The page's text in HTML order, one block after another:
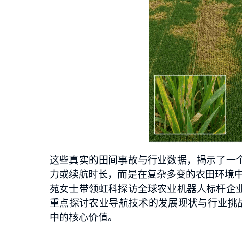
这些真实的田间事故与行业数据，揭示了
力或续航时长，而是在复杂多变的农田环境
苑女士带领虹科探访全球农业机器人标杆
重点探讨农业导航技术的发展现状与行业
中的核心价值。